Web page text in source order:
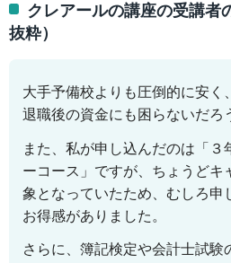
クレアールの講座の受講者
抜粋）
大手予備校よりも圧倒的に安
退職後の資金にも困らないだろ
また、私が申し込んだのは「３
ーコース」ですが、ちょうど
象となっていたため、むしろ申
お得感がありました。
さらに、簿記検定や会計士試験